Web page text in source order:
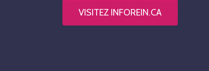
VISITEZ INFOREIN.CA